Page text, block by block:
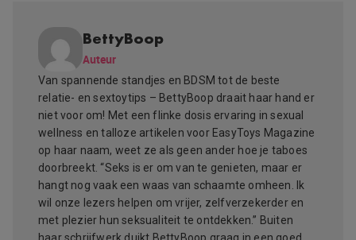
BettyBoop
Auteur
Van spannende standjes en BDSM tot de beste
relatie- en sextoytips – BettyBoop draait haar hand er
niet voor om! Met een flinke dosis ervaring in sexual
wellness en talloze artikelen voor EasyToys Magazine
op haar naam, weet ze als geen ander hoe je taboes
doorbreekt. “Seks is er om van te genieten, maar er
hangt nog vaak een waas van schaamte omheen. Ik
wil onze lezers helpen om vrijer, zelfverzekerder en
met plezier hun seksualiteit te ontdekken.” Buiten
haar schrijfwerk duikt BettyBoop graag in een goed